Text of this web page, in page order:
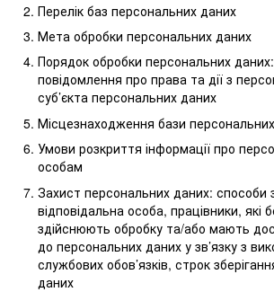
Перелік баз персональних даних
Мета обробки персональних даних
Порядок обробки персональних
повідомлення про права та дії з
суб’єкта персональних даних
Місцезнаходження бази
Умови розкриття інформації про
особам
Захист персональних даних: способи
відповідальна особа, працівники, які
здійснюють обробку та/або мають
до персональних даних у зв’язку з
службових обов’язків, строк
даних